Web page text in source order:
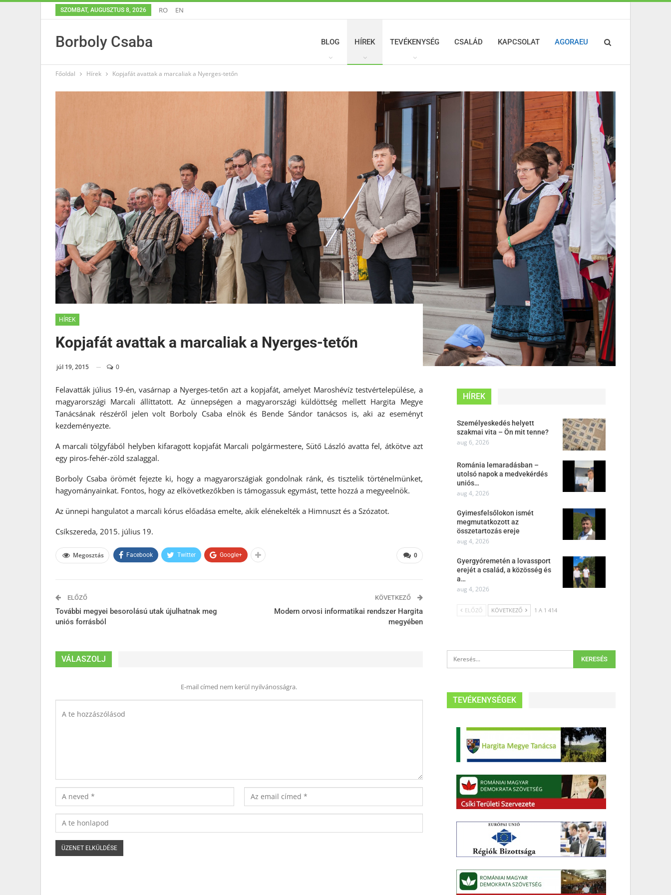
SZOMBAT, AUGUSZTUS 8, 2026 RO EN
Borboly Csaba BLOG HÍREK TEVÉKENYSÉG CSALÁD KAPCSOLAT AGORAEU
Főoldal Hírek Kopjafát avattak a marcaliak a Nyerges-tetőn
HÍREK
Kopjafát avattak a marcaliak a Nyerges-tetőn
júl 19, 2015 0
Felavatták július 19-én, vasárnap a Nyerges-tetőn azt a kopjafát, amelyet Maroshévíz testvértelepülése, a
magyarországi Marcali állíttatott. Az ünnepségen a magyarországi küldöttség mellett Hargita Megye
Tanácsának részéről jelen volt Borboly Csaba elnök és Bende Sándor tanácsos is, aki az eseményt
kezdeményezte.
A marcali tölgyfából helyben kifaragott kopjafát Marcali polgármestere, Sütő László avatta fel, átkötve azt
egy piros-fehér-zöld szalaggal.
Borboly Csaba örömét fejezte ki, hogy a magyarországiak gondolnak ránk, és tisztelik történelmünket,
hagyományainkat. Fontos, hogy az elkövetkezőkben is támogassuk egymást, tette hozzá a megyeelnök.
Az ünnepi hangulatot a marcali kórus előadása emelte, akik elénekelték a Himnuszt és a Szózatot.
Csíkszereda, 2015. július 19.
0
Megosztás Facebook Twitter Google+
ELŐZŐ
További megyei besorolású utak újulhatnak meg
uniós forrásból
KÖVETKEZŐ
Modern orvosi informatikai rendszer Hargita
megyében
VÁLASZOLJ
E-mail címed nem kerül nyilvánosságra.
HÍREK
Személyeskedés helyett
szakmai vita – Ön mit tenne?
aug 6, 2026
Románia lemaradásban –
utolsó napok a medvekérdés
uniós…
aug 4, 2026
Gyimesfelsőlokon ismét
megmutatkozott az
összetartozás ereje
aug 4, 2026
Gyergyóremetén a lovassport
erejét a család, a közösség és
a…
aug 4, 2026
ELŐZŐ KÖVETKEZŐ 1 A 1 414
TEVÉKENYSÉGEK